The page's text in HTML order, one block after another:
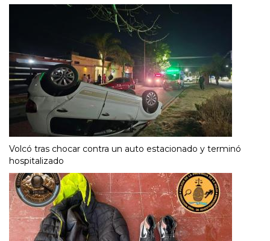
Volcó tras chocar contra un auto estacionado y terminó
hospitalizado